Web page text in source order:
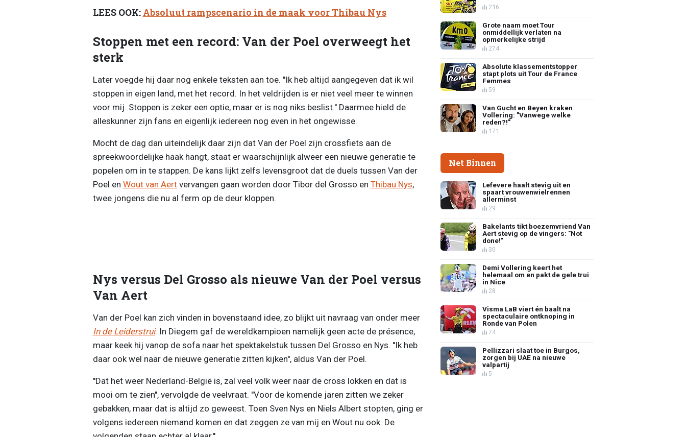
LEES OOK: Absoluut rampscenario in de maak voor Thibau Nys
Stoppen met een record: Van der Poel overweegt het
sterk
Later voegde hij daar nog enkele teksten aan toe. ''Ik heb altijd aangegeven dat ik wil
stoppen in eigen land, met het record. In het veldrijden is er niet veel meer te winnen
voor mij. Stoppen is zeker een optie, maar er is nog niks beslist.'' Daarmee hield de
alleskunner zijn fans en eigenlijk iedereen nog even in het ongewisse.
Mocht de dag dan uiteindelijk daar zijn dat Van der Poel zijn crossfiets aan de
spreekwoordelijke haak hangt, staat er waarschijnlijk alweer een nieuwe generatie te
popelen om in te stappen. De kans lijkt zelfs levensgroot dat de duels tussen Van der
Poel en Wout van Aertvervangen gaan worden door Tibor del Grosso en Thibau Nys,
twee jongens die nu al ferm op de deur kloppen.
Nys versus Del Grosso als nieuwe Van der Poel versus
Van Aert
Van der Poel kan zich vinden in bovenstaand idee, zo blijkt uit navraag van onder meer
In de Leiderstrui. In Diegem gaf de wereldkampioen namelijk geen acte de présence,
maar keek hij vanop de sofa naar het spektakelstuk tussen Del Grosso en Nys. ''Ik heb
daar ook wel naar de nieuwe generatie zitten kijken'', aldus Van der Poel.
''Dat het weer Nederland-België is, zal veel volk weer naar de cross lokken en dat is
mooi om te zien'', vervolgde de veelvraat. ''Voor de komende jaren zitten we zeker
gebakken, maar dat is altijd zo geweest. Toen Sven Nys en Niels Albert stopten, ging er
volgens iedereen niemand komen en dat zeggen ze van mij en Wout nu ook. De
216
Grote naam moet Tour
onmiddellijk verlaten na
opmerkelijke strijd
274
Absolute klassementstopper
stapt plots uit Tour de France
Femmes
59
Van Gucht en Beyen kraken
Vollering: "Vanwege welke
reden?!"
171
Net Binnen
Lefevere haalt stevig uit en
spaart vrouwenwielrennen
allerminst
29
Bakelants tikt boezemvriend Van
Aert stevig op de vingers: "Not
done!"
30
Demi Vollering keert het
helemaal om en pakt de gele trui
in Nice
28
Visma LaB viert én baalt na
spectaculaire ontknoping in
Ronde van Polen
74
Pellizzari slaat toe in Burgos,
zorgen bij UAE na nieuwe
valpartij
5